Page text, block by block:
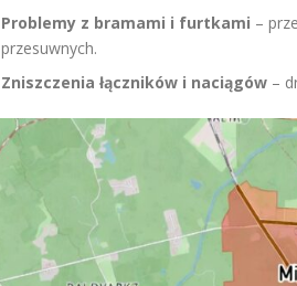
Problemy z bramami i furtkami –
przesuwnych.
Zniszczenia łączników i naciągów –